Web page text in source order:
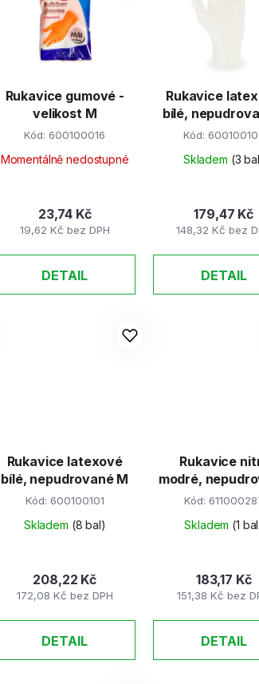
Rukavice gumové -
velikost M
Kód:600100016
Momentálně nedostupné
19,62 Kč bez DPH
23,74 Kč
DETAIL
Rukavice
bílé,
Kód:
Skladem (3
148,32 Kč bez
179,47 Kč
DETAIL
Rukavice latexové
bílé, nepudrované M
Kód: 600100101
Skladem (8 bal)
172,08 Kč bez DPH
208,22 Kč
DETAIL
Rukavice
modré,
L 100ks/bal
Kód:
Skladem (1
151,38 Kč bez
183,17 Kč
DETAIL